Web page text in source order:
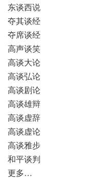
东谈西说
夺其谈经
夺席谈经
高声谈笑
高谈大论
高谈弘论
高谈剧论
高谈雄辩
高谈虚辞
高谈虚论
高谈雅步
和平谈判
更多…